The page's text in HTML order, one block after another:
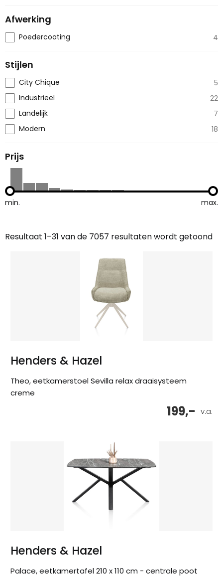
Afwerking
Poedercoating 4
Stijlen
City Chique
5
Industrieel
22
Landelijk
7
Modern
18
Prijs
min. max.
Resultaat 1–31 van de 7057 resultaten wordt getoond
Gesorteerd
Henders & Hazel
Theo, eetkamerstoel Sevilla relax draaisysteem
creme
v.a.
199,-
Henders & Hazel
Palace, eetkamertafel 210 x 110 cm - centrale poot